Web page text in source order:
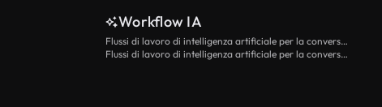
Workflow IA
Flussi di lavoro di intelligenza artificiale per la conversione da testo a video
Flussi di lavoro di intelligenza artificiale per la conversione di immagini in video